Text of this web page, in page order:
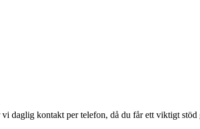
daglig kontakt per telefon, då du får ett viktigt stöd